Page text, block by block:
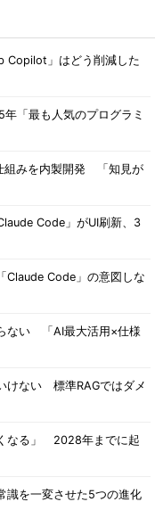
Copilot」はどう削減した
「最も人気のプログラミ
組みを内製開発 「知見が
Code」がUI刷新、3
Code」の意図しな
ない 「AI最大活用×仕様
けない 標準RAGではダメ
なる」 2028年までに起
識を一変させた5つの進化